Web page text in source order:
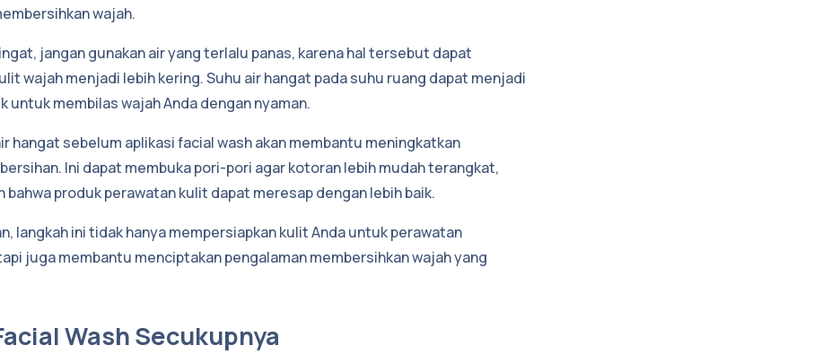
wajah.
jangan gunakan air yang terlalu panas, karena hal tersebut dapat
wajah menjadi lebih kering. Suhu air hangat pada suhu ruang dapat menjadi
untuk membilas wajah Anda dengan nyaman.
hangat sebelum aplikasi facial wash akan membantu meningkatkan
Ini dapat membuka pori-pori agar kotoran lebih mudah terangkat,
bahwa produk perawatan kulit dapat meresap dengan lebih baik.
langkah ini tidak hanya mempersiapkan kulit Anda untuk perawatan
juga membantu menciptakan pengalaman membersihkan wajah yang
Wash Secukupnya